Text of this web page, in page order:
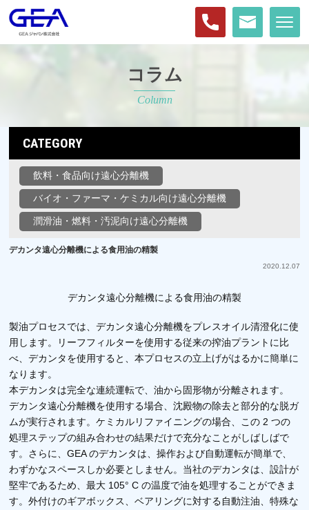
コラム
Column
CATEGORY
飲料・食品向け遠心分離機
バイオ・ファーマ・ケミカル向け遠心分離機
潤滑油・燃料・汚泥向け遠心分離機
デカンタ遠心分離機による食用油の精製
2020.12.07
デカンタ遠心分離機による食用油の精製
製油プロセスでは、デカンタ遠心分離機をプレスオイル清澄化に使
用します。リーフフィルターを使用する従来の搾油プラントに比
べ、デカンタを使用すると、本プロセスの立上げがはるかに簡単に
なります。
本デカンタは完全な連続運転で、油から固形物が分離されます。
デカンタ遠心分離機を使用する場合、沈殿物の除去と部分的な脱ガ
ムが実行されます。ケミカルリファイニングの場合、この 2つの
処理ステップの組み合わせの結果だけで充分なことがしばしばで
す。さらに、GEAのデカンタは、操作および自動運転が簡単で、
わずかなスペースしか必要としません。当社のデカンタは、設計が
堅牢であるため、最大 105° Cの温度で油を処理することができま
す。外付けのギアボックス、ベアリングに対する自動注油、特殊な